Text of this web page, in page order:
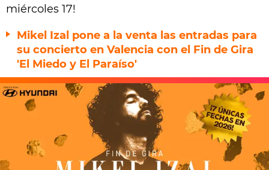
miércoles 17!
Mikel Izal pone a la venta las entradas para
su concierto en Valencia con el Fin de Gira
'El Miedo y El Paraíso'